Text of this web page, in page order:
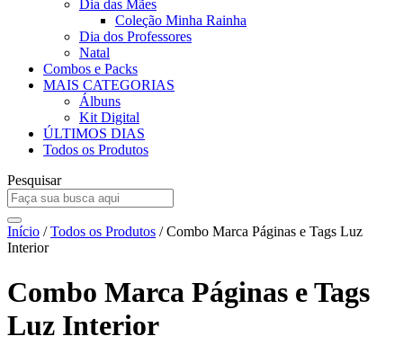
Dia das Mães
Coleção Minha Rainha
Dia dos Professores
Natal
Combos e Packs
MAIS CATEGORIAS
Álbuns
Kit Digital
ÚLTIMOS DIAS
Todos os Produtos
Pesquisar
Início /Todos os Produtos / Combo Marca Páginas e Tags Luz
Interior
Combo Marca Páginas e Tags
Luz Interior